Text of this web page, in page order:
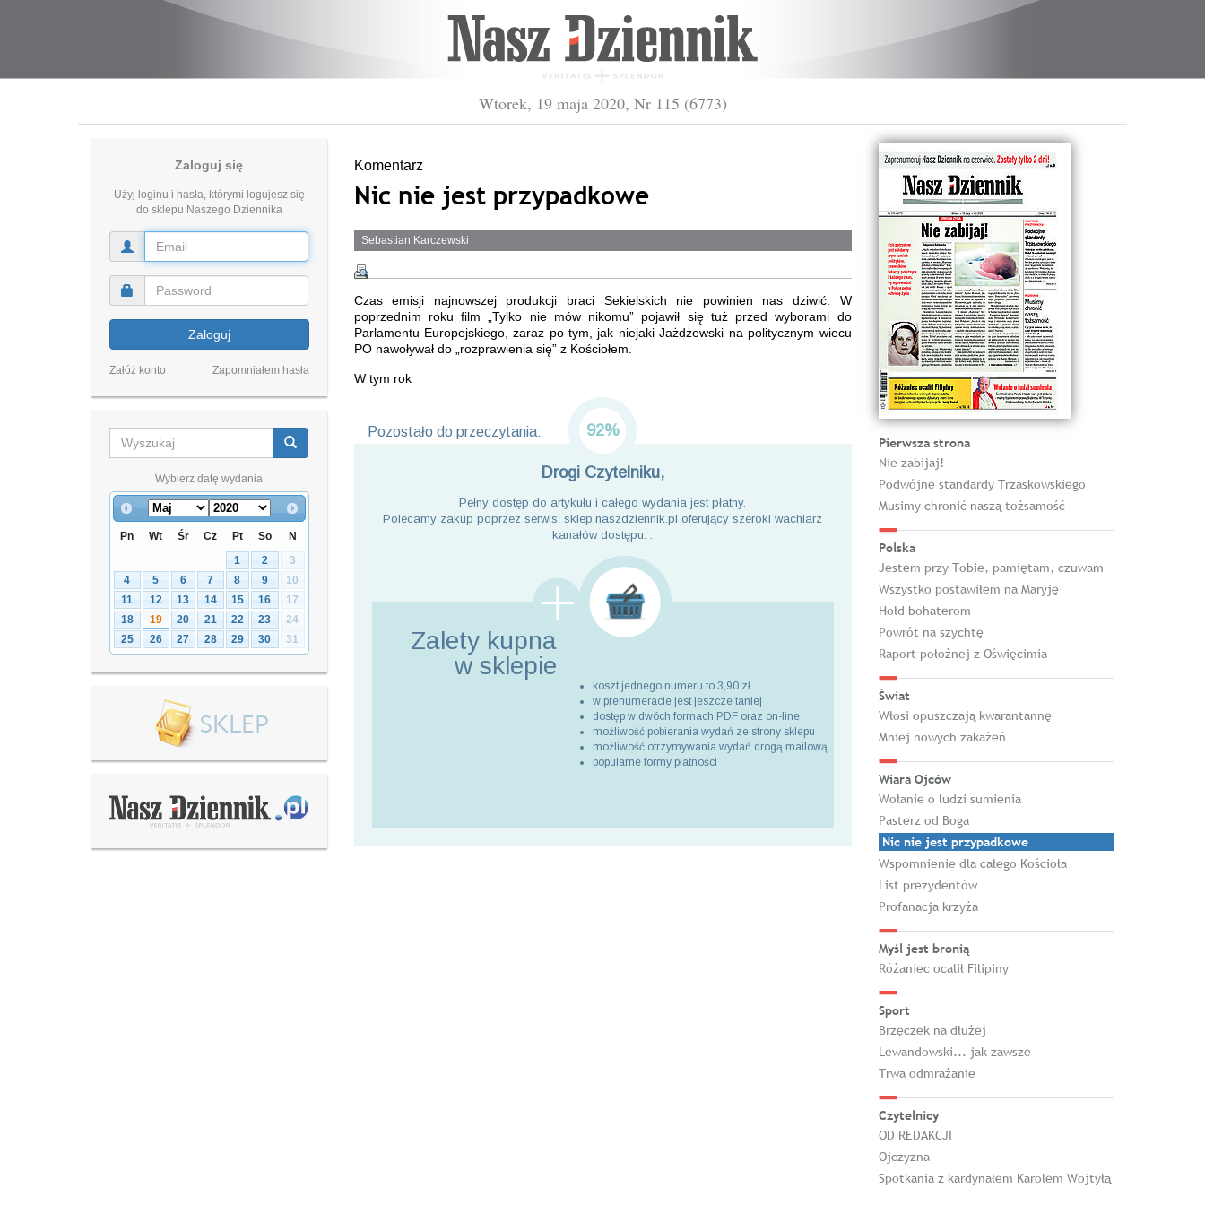
Wtorek, 19 maja 2020, Nr 115 (6773)
Zaloguj się
Użyj loginu i hasła, którymi logujesz się
do sklepu Naszego Dziennika
Zaloguj
Załóż konto Zapomniałem hasła
Wybierz datę wydania
Pn Wt Śr Cz Pt So
N
1
2
3
4
5 6 7 8 9
10
11
12 13 14 15 16
17
18
19 20 21 22 23
24
25
26 27 28 29 30 31
Komentarz
Nic nie jest przypadkowe
Sebastian Karczewski
Czas emisji najnowszej produkcji braci Sekielskich nie powinien nas dziwić. W
poprzednim roku film „Tylko nie mów nikomu” pojawił się tuż przed wyborami do
Parlamentu Europejskiego, zaraz po tym, jak niejaki Jażdżewski na politycznym wiecu
PO nawoływał do „rozprawienia się” z Kościołem.
W tym rok
Pozostało do przeczytania: 92%
Drogi Czytelniku,
Pełny dostęp do artykułu i całego wydania jest płatny.
Polecamy zakup poprzez serwis: sklep.naszdziennik.pl oferujący szeroki wachlarz
kanałów dostępu. .
Zalety kupna
w sklepie
koszt jednego numeru to 3,90 zł
w prenumeracie jest jeszcze taniej
dostęp w dwóch formach PDF oraz on-line
możliwość pobierania wydań ze strony sklepu
możliwość otrzymywania wydań drogą mailową
popularne formy płatności
Pierwsza strona
Nie zabijaj!
Podwójne standardy Trzaskowskiego
Musimy chronić naszą tożsamość
Polska
Jestem przy Tobie, pamiętam, czuwam
Wszystko postawiłem na Maryję
Hołd bohaterom
Powrót na szychtę
Raport położnej z Oświęcimia
Świat
Włosi opuszczają kwarantannę
Mniej nowych zakażeń
Wiara Ojców
Wołanie o ludzi sumienia
Pasterz od Boga
Nic nie jest przypadkowe
Wspomnienie dla całego Kościoła
List prezydentów
Profanacja krzyża
Myśl jest bronią
Różaniec ocalił Filipiny
Sport
Brzęczek na dłużej
Lewandowski... jak zawsze
Trwa odmrażanie
Czytelnicy
OD REDAKCJI
Ojczyzna
Spotkania z kardynałem Karolem Wojtyłą